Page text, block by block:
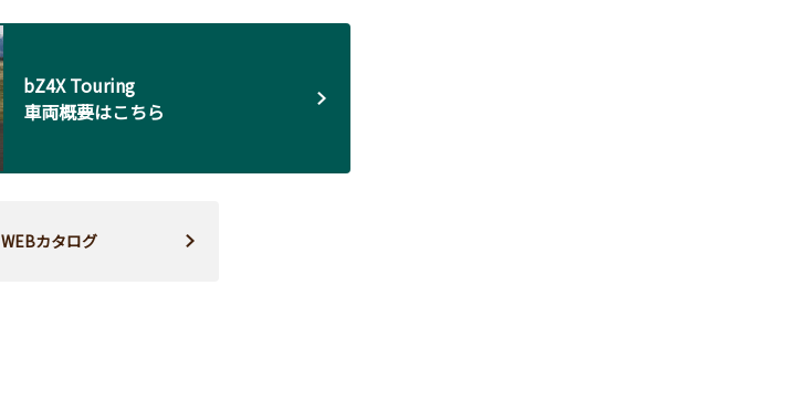
bZ4X Touring
車両概要はこちら
WEBカタログ